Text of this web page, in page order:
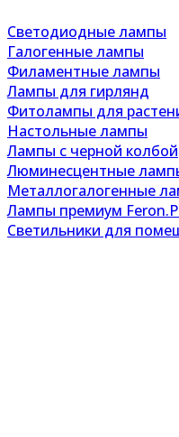
Светодиодные лампы
Галогенные лампы
Филаментные лампы
Лампы для гирлянд
Фитолампы для
Настольные лампы
Лампы с черной колбой
Люминесцентные
Металлогалогенные
Лампы премиум
Светильники для